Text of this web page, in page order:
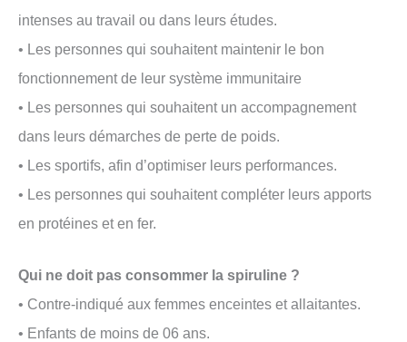
intenses au travail ou dans leurs études.
• Les personnes qui souhaitent maintenir le bon
fonctionnement de leur système immunitaire
• Les personnes qui souhaitent un accompagnement
dans leurs démarches de perte de poids.
• Les sportifs, afin d’optimiser leurs performances.
• Les personnes qui souhaitent compléter leurs apports
en protéines et en fer.
Qui ne doit pas consommer la spiruline ?
• Contre-indiqué aux femmes enceintes et allaitantes.
• Enfants de moins de 06 ans.